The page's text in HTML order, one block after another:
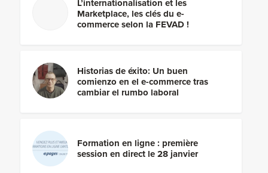
L’internationalisation et les
Marketplace, les clés du e-
commerce selon la FEVAD !
Historias de éxito: Un buen
comienzo en el e-commerce tras
cambiar el rumbo laboral
Formation en ligne : première
session en direct le 28 janvier